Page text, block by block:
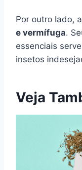
Por outro lado,
e vermífuga.
essenciais
insetos
Veja